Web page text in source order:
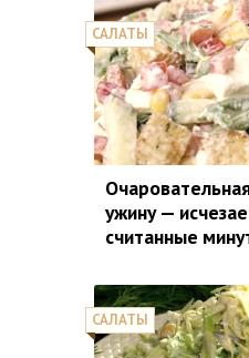
САЛАТЫ
ужину —
считанные
САЛАТЫ